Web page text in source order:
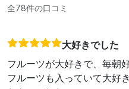
全78件の口コミ
大好きでした
フルーツが大好きで、毎朝
フルーツも入っていて大好